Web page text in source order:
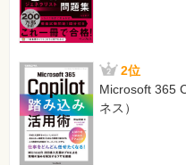
2位
Microsoft 365
ネス）